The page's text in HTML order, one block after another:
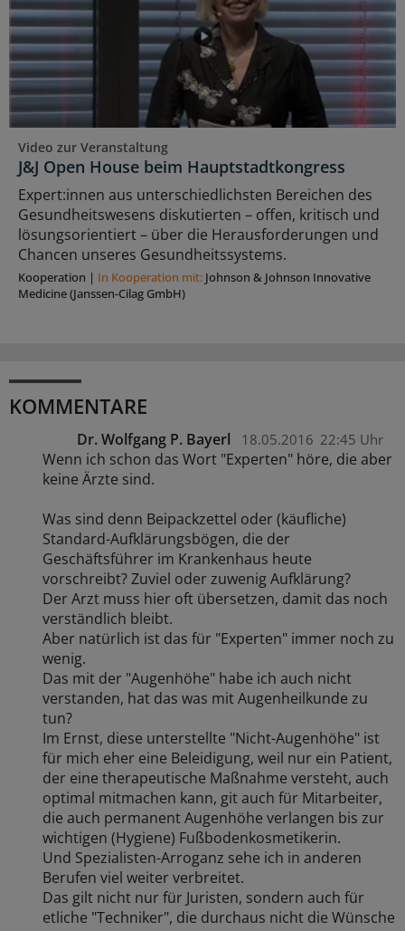
Video zur Veranstaltung
J&J Open House beim Hauptstadtkongress
Expert:innen aus unterschiedlichsten Bereichen des
Gesundheitswesens diskutierten – offen, kritisch und
lösungsorientiert – über die Herausforderungen und
Chancen unseres Gesundheitssystems.
Kooperation | In Kooperation mit: Johnson & Johnson Innovative
Medicine (Janssen-Cilag GmbH)
KOMMENTARE
Dr. Wolfgang P. Bayerl 18.05.2016 22:45 Uhr
Wenn ich schon das Wort "Experten" höre, die aber
keine Ärzte sind.
Was sind denn Beipackzettel oder (käufliche)
Standard-Aufklärungsbögen, die der
Geschäftsführer im Krankenhaus heute
vorschreibt? Zuviel oder zuwenig Aufklärung?
Der Arzt muss hier oft übersetzen, damit das noch
verständlich bleibt.
Aber natürlich ist das für "Experten" immer noch zu
wenig.
Das mit der "Augenhöhe" habe ich auch nicht
verstanden, hat das was mit Augenheilkunde zu
tun?
Im Ernst, diese unterstellte "Nicht-Augenhöhe" ist
für mich eher eine Beleidigung, weil nur ein Patient,
der eine therapeutische Maßnahme versteht, auch
optimal mitmachen kann, git auch für Mitarbeiter,
die auch permanent Augenhöhe verlangen bis zur
wichtigen (Hygiene) Fußbodenkosmetikerin.
Und Spezialisten-Arroganz sehe ich in anderen
Berufen viel weiter verbreitet.
Das gilt nicht nur für Juristen, sondern auch für
etliche "Techniker", die durchaus nicht die Wünsche